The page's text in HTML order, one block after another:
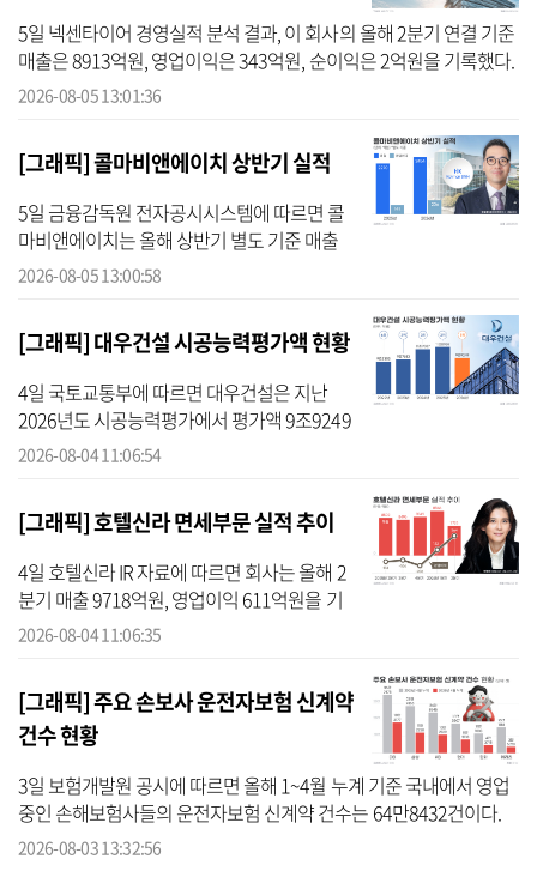
5일 넥센타이어 경영실적 분석 결과, 이 회사의 올해 2분기 연결 기준
매출은 8913억원, 영업이익은 343억원, 순이익은 2억원을 기록했다.
매출은 전년 동기 대비 10.8% 증가했으나, 영업이익은 19.5% 감소했
2026-08-05 13:01:36
[그래픽] 콜마비앤에이치 상반기 실적
5일 금융감독원 전자공시시스템에 따르면 콜
마비앤에이치는 올해 상반기 별도 기준 매출
2454억원, 영업이익 206억원을 기록했다. 전
2026-08-05 13:00:58
[그래픽] 대우건설 시공능력평가액 현황
4일 국토교통부에 따르면 대우건설은 지난
2026년도 시공능력평가에서 평가액 9조9249
억원을 기록하며 5위로 밀려났다. 지난해 평가
2026-08-04 11:06:54
[그래픽] 호텔신라 면세부문 실적 추이
4일 호텔신라 IR 자료에 따르면 회사는 올해 2
분기 매출 9718억원, 영업이익 611억원을 기
록했다. 매출은 지난해 같은 기간보다 5.2% 감
2026-08-04 11:06:35
[그래픽] 주요 손보사 운전자보험 신계약
건수 현황
3일 보험개발원 공시에 따르면 올해 1~4월 누계 기준 국내에서 영업
중인 손해보험사들의 운전자보험 신계약 건수는 64만8432건이다.
이는 지난해 같은 기간(149만5761건)보다 84만7329건(56.6%) 감소
2026-08-03 13:32:56